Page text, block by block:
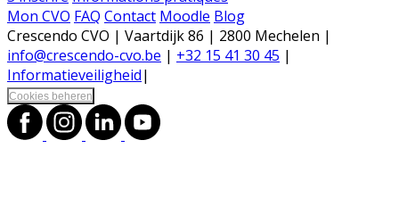
Mon CVO FAQ Contact Moodle Blog
Crescendo CVO | Vaartdijk 86 | 2800 Mechelen |
info@crescendo-cvo.be | +32 15 41 30 45 |
Informatieveiligheid|
Cookies beheren